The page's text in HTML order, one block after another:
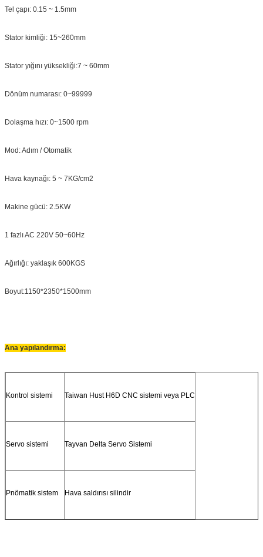
Tel çapı: 0.15 ~ 1.5mm
Stator kimliği: 15~260mm
Stator yığını yüksekliği:7 ~ 60mm
Dönüm numarası: 0~99999
Dolaşma hızı: 0~1500 rpm
Mod: Adım / Otomatik
Hava kaynağı: 5 ~ 7KG/cm2
Makine gücü: 2.5KW
1 fazlı AC 220V 50~60Hz
Ağırlığı: yaklaşık 600KGS
Boyut:1150*2350*1500mm
Ana yapılandırma:
Kontrol sistemi Taiwan Hust H6D CNC sistemi veya PLC
Servo sistemi Tayvan Delta Servo Sistemi
Pnömatik sistem Hava saldırısı silindir